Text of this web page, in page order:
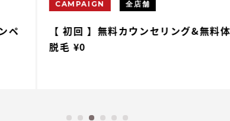
CAMPAIGN 全店舗
【 初回 】無料カウンセリング&無料体験